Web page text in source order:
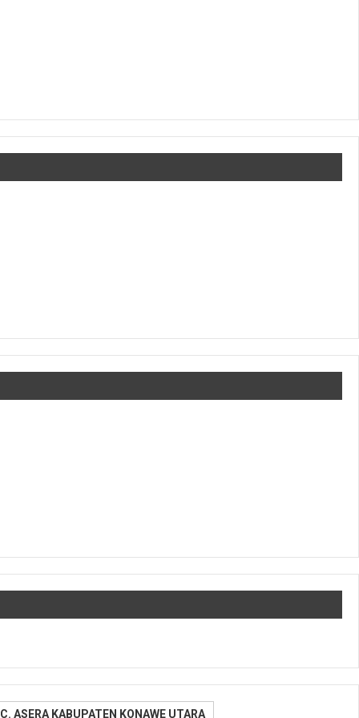
ASERA KABUPATEN KONAWE UTARA